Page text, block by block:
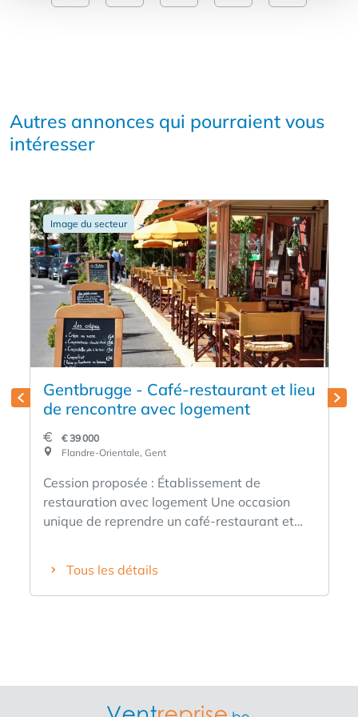
Autres annonces qui pourraient vous
intéresser
Image du secteur
Gentbrugge - Café-restaurant et lieu
de rencontre avec logement
€ 39 000
Flandre-Orientale, Gent
Cession proposée : Établissement de
restauration avec logement Une occasion
unique de reprendre un café-restaurant et
restaurant est une institution dans la région,
situé à un coin de rue très fréquenté et très
équipé : salle, cuisine, comptoir, terrasse, etc.
Tous les détails